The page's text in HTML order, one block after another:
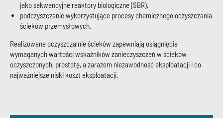
jako sekwencyjne reaktory biologiczne (SBR),
podczyszczanie wykorzystujące procesy chemicznego oczyszczania
ścieków przemysłowych.
Realizowane oczyszczalnie ścieków zapewniają osiągnięcie
wymaganych wartości wskaźników zanieczyszczeń w ścieków
oczyszczonych, prostotę, a zarazem niezawodność eksploatacji i co
najważniejsze niski koszt eksploatacji.